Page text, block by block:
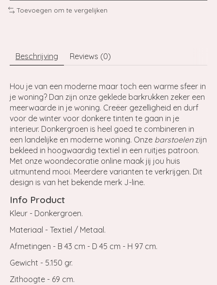
Toevoegen om te vergelijken
Beschrijving Reviews (0)
Hou je van een moderne maar toch een warme sfeer in
je woning? Dan zijn onze geklede barkrukken zeker een
meerwaarde in je woning. Creëer gezelligheid en durf
voor de winter voor donkere tinten te gaan in je
interieur. Donkergroen is heel goed te combineren in
een landelijke en moderne woning. Onze barstoelenzijn
bekleed in hoogwaardig textiel in een ruitjes patroon.
Met onze woondecoratie online maak jij jou huis
uitmuntend mooi. Meerdere varianten te verkrijgen. Dit
design is van het bekende merk J-line.
Info Product
Kleur - Donkergroen.
Materiaal - Textiel / Metaal.
Afmetingen - B 43 cm - D 45 cm - H 97 cm.
Gewicht - 5.150 gr.
Zithoogte - 69 cm.